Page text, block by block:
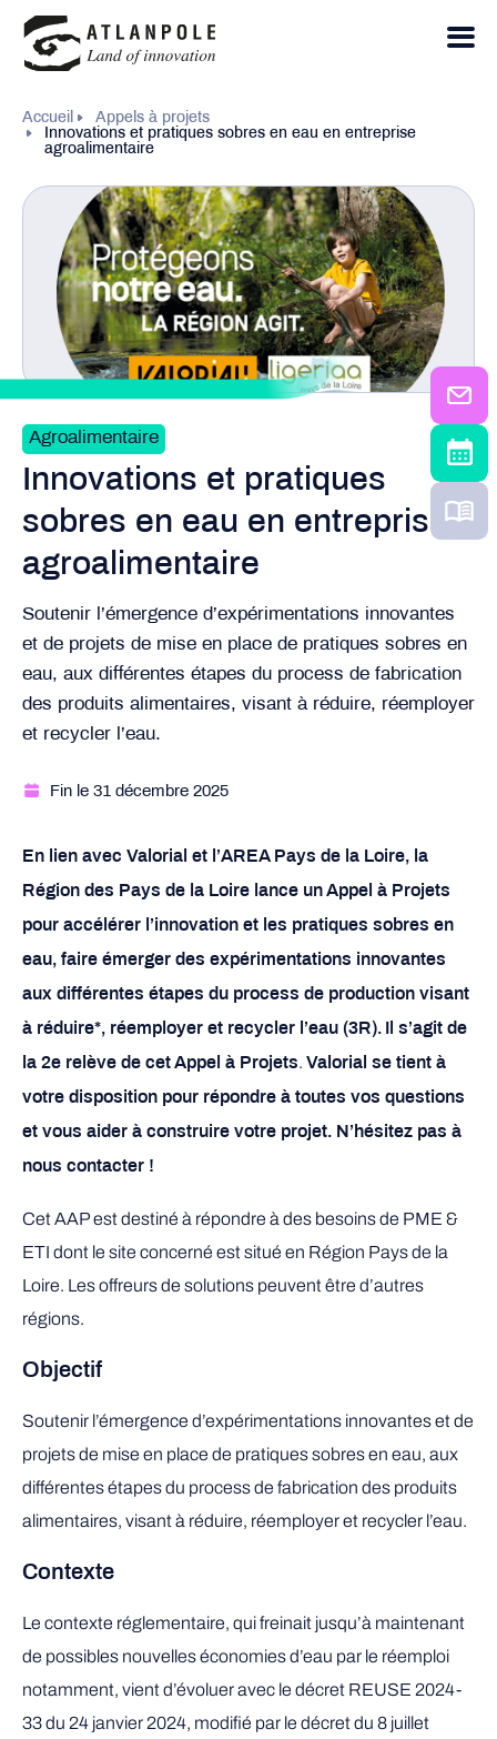
Accueil
Appels à projets
Innovations et pratiques sobres en eau en entreprise
agroalimentaire
Agroalimentaire
Innovations et pratiques
sobres en eau en entreprise
agroalimentaire
Soutenir l’émergence d’expérimentations innovantes
et de projets de mise en place de pratiques sobres en
eau, aux différentes étapes du process de fabrication
des produits alimentaires, visant à réduire, réemployer
et recycler l’eau.
Fin le 31 décembre 2025
En lien avec Valorial et l’AREA Pays de la Loire, la
Région des Pays de la Loire lance un Appel à Projets
pour accélérer l’innovation et les pratiques sobres en
eau, faire émerger des expérimentations innovantes
aux différentes étapes du process de production visant
à réduire*, réemployer et recycler l’eau (3R). Il s’agit de
la 2e relève de cet Appel à Projets. Valorial se tient à
votre disposition pour répondre à toutes vos questions
et vous aider à construire votre projet. N’hésitez pas à
nous contacter !
Cet AAP est destiné à répondre à des besoins de PME &
ETI dont le site concerné est situé en Région Pays de la
Loire. Les offreurs de solutions peuvent être d’autres
régions.
Objectif
Soutenir l’émergence d’expérimentations innovantes et de
projets de mise en place de pratiques sobres en eau, aux
différentes étapes du process de fabrication des produits
alimentaires, visant à réduire, réemployer et recycler l’eau.
Contexte
Le contexte réglementaire, qui freinait jusqu’à maintenant
de possibles nouvelles économies d’eau par le réemploi
notamment, vient d’évoluer avec le décret REUSE 2024-
33 du 24 janvier 2024, modifié par le décret du 8 juillet